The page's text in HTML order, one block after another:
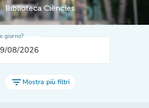
Biblioteca Ciències
giorno?
filter_list Mostra più filtri